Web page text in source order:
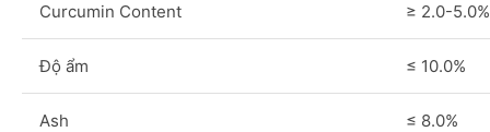
Curcumin Content ≥ 2.0-5.0%
Độ ẩm ≤ 10.0%
Ash ≤ 8.0%